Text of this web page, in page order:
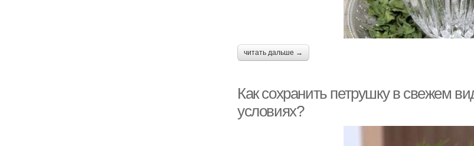
читать дальше →
Как сохранить петрушку в свежем
условиях?